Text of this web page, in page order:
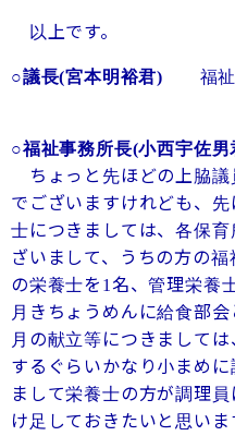
以上です。
○議長(宮本明裕君) 福祉
○福祉事務所長(小西宇佐男
ちょっと先ほどの上脇議
でございますけれども、
士につきましては、各保
ざいまして、うちの方の
の栄養士を 1 名、管理栄養
月きちょうめんに給食部
月の献立等につきまして
するぐらいかなり小まめ
まして栄養士の方が調理
け足しておきたいと思いま